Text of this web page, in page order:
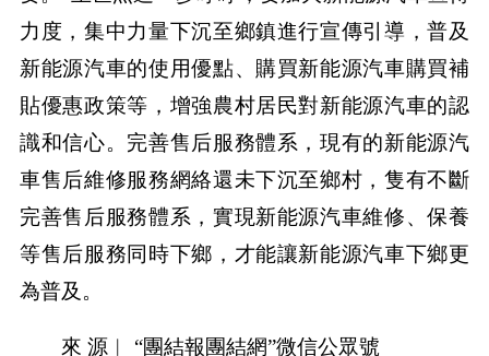
力度，集中力量下沉至鄉鎮進行宣傳引導，普及
新能源汽車的使用優點、購買新能源汽車購買補
貼優惠政策等，增強農村居民對新能源汽車的認
識和信心。完善售后服務體系，現有的新能源汽
車售后維修服務網絡還未下沉至鄉村，隻有不斷
完善售后服務體系，實現新能源汽車維修、保養
等售后服務同時下鄉，才能讓新能源汽車下鄉更
為普及。
來 源︱ “團結報團結網”微信公眾號